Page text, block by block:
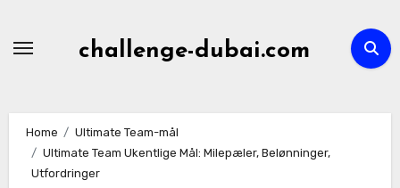
challenge-dubai.com
Home
Ultimate Team-mål
Ultimate Team Ukentlige Mål: Milepæler, Belønninger,
Utfordringer